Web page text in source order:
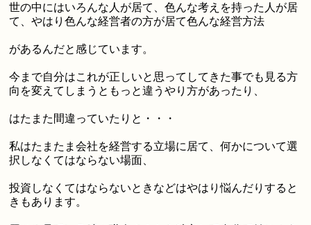
世の中にはいろんな人が居て、色んな考えを持った人が居
て、やはり色んな経営者の方が居て色んな経営方法
があるんだと感じています。
今まで自分はこれが正しいと思ってしてきた事でも見る方
向を変えてしまうともっと違うやり方があったり、
はたまた間違っていたりと・・・
私はたまたま会社を経営する立場に居て、何かについて選
択しなくてはならない場面、
投資しなくてはならないときなどはやはり悩んだりすると
きもあります。